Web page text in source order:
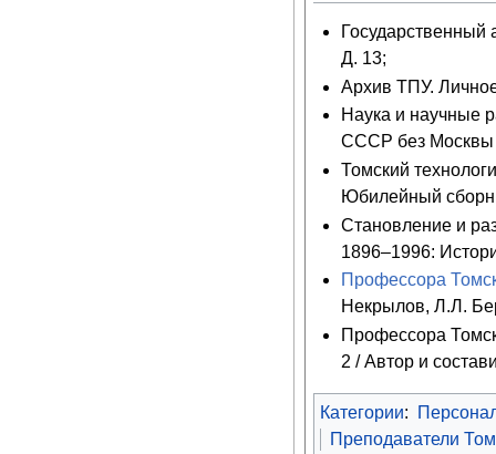
Д. 13;
Архив ТПУ.
Наука и научные
СССР без Москвы
Томский
Юбилейный
Становление и
1896–1996:
Профессора
Некрылов, Л.Л.
Профессора
2 / Автор и
Категории:
Преподаватели